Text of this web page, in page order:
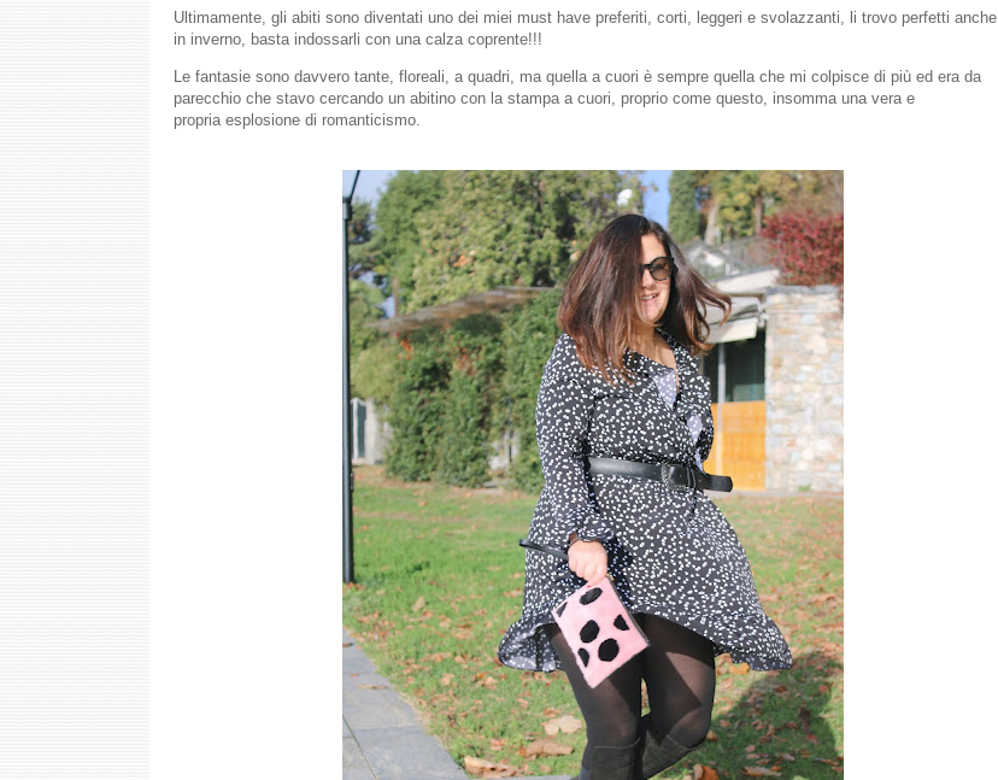
Ultimamente, gli abiti sono diventati uno dei miei must have preferiti, corti, leggeri e svolazzanti, li trovo perfetti anche
in inverno, basta indossarli con una calza coprente!!!
Le fantasie sono davvero tante, floreali, a quadri, ma quella a cuori è sempre quella che mi colpisce di più ed era da
parecchio che stavo cercando un abitino con la stampa a cuori, proprio come questo, insomma una vera e
propria esplosione di romanticismo.